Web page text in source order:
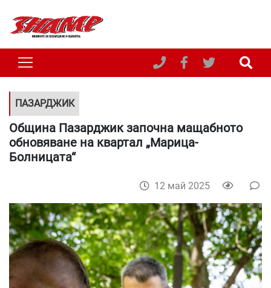
ПАЗАРДЖИК
Община Пазарджик започна мащабното
обновяване на квартал „Марица-
Болницата“
12 май 2025